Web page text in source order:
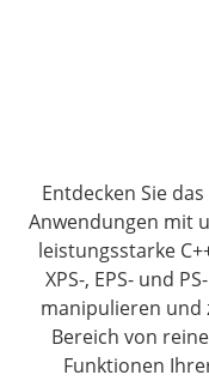
Entdecken Sie
Anwendungen mit
leistungsstarke
XPS-, EPS- und
manipulieren und
Bereich von
Funktionen